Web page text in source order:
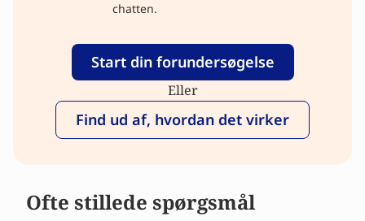
chatten.
Start din forundersøgelse
Eller
Find ud af, hvordan det virker
Ofte stillede spørgsmål